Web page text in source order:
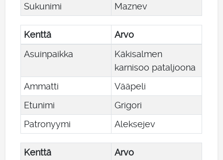
Sukunimi
Maznev
Kenttä
Arvo
Asuinpaikka
Käkisalmen
karnisoo pataljoona
Ammatti
Vääpeli
Etunimi
Grigori
Patronyymi
Aleksejev
Kenttä
Arvo